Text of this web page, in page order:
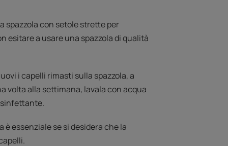
spazzola con setole strette per
esitare a usare una spazzola di qualità
i capelli rimasti sulla spazzola, a
volta alla settimana, lavala con acqua
è essenziale se si desidera che la